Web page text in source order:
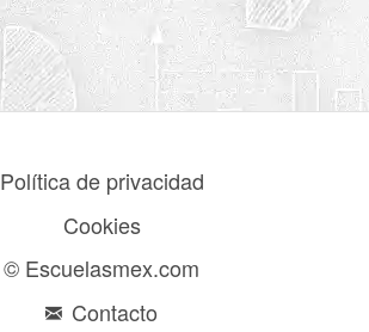
Política de privacidad
Cookies
© Escuelasmex.com
Contacto